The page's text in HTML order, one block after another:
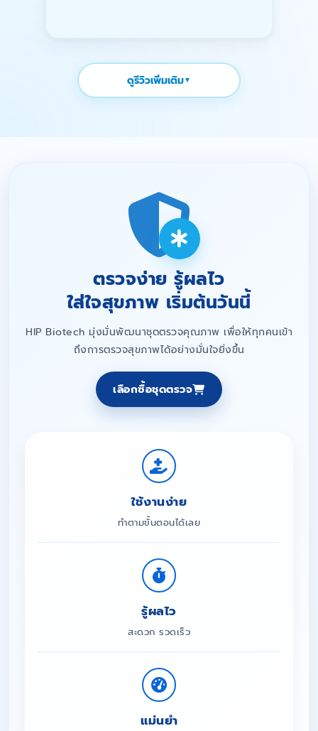
ดูรีวิวเพิ่มเติม
ตรวจง่าย รู้ผลไว
ใส่ใจสุขภาพ เริ่มต้นวันนี้
HIP Biotech มุ่งมั่นพัฒนาชุดตรวจคุณภาพ เพื่อให้ทุกคนเข้า
ถึงการตรวจสุขภาพได้อย่างมั่นใจยิ่งขึ้น
เลือกซื้อชุดตรวจ
ใช้งานง่าย
ทำตามขั้นตอนได้เลย
รู้ผลไว
สะดวก รวดเร็ว
แม่นยำ